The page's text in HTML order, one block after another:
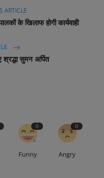
ARTICLE
के खिलाफ होगी कार्यवाही
सुमन अर्पित
0
Funny
0
Angry